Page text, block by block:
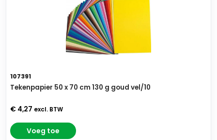
107391
Tekenpapier 50 x 70 cm 130 g goud vel/10
€ 4,27 excl. BTW
Voeg toe